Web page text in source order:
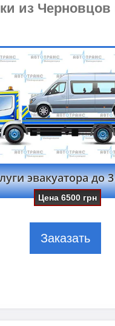
из
эвакуатора до
Цена 6500грн
Заказать